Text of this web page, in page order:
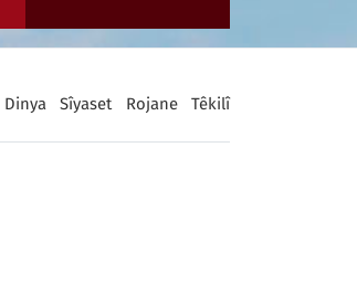
Dinya Sîyaset Rojane Têkilî